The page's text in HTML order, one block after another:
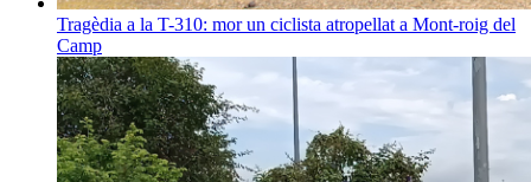
Tragèdia a la T-310: mor un ciclista atropellat a Mont-roig del
Camp